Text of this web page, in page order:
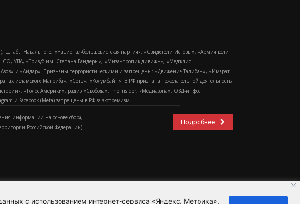
с использованием интернет-сервиса «Яндекс. Метрика»,
Навального, «Национал-большевистская партия», «Свидетели Иеговы», «Армия воли
УПА, «Тризуб им. Степана Бандеры», «Мизантропик дивижн», «Меджлис
и «Айдар». Признаны террористическими и запрещены: «Движение Талибан», «Имарат
исламского Магриба», «Сеть», «Колумбайн». В РФ признана нежелательной деятельность
«Голос Америки», радио «Свобода», The Insider, «Медиазона», ОВД-инфо.
и Facebook (Metа) запрещены в РФ за экстремизм.
информации на основе сбора,
Российской Федерации)".
Подробнее